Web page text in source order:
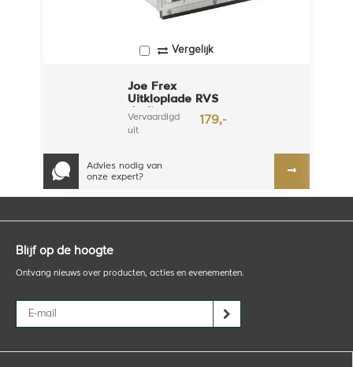
Vergelijk
Joe Frex
Uitkloplade RVS
dxslim
Vervaardigd
uit
juiste dikte
grote
een gewicht
179,-
Advies nodig van
onze expert?
Blijf op de hoogte
Ontvang nieuws over producten, acties en evenementen.